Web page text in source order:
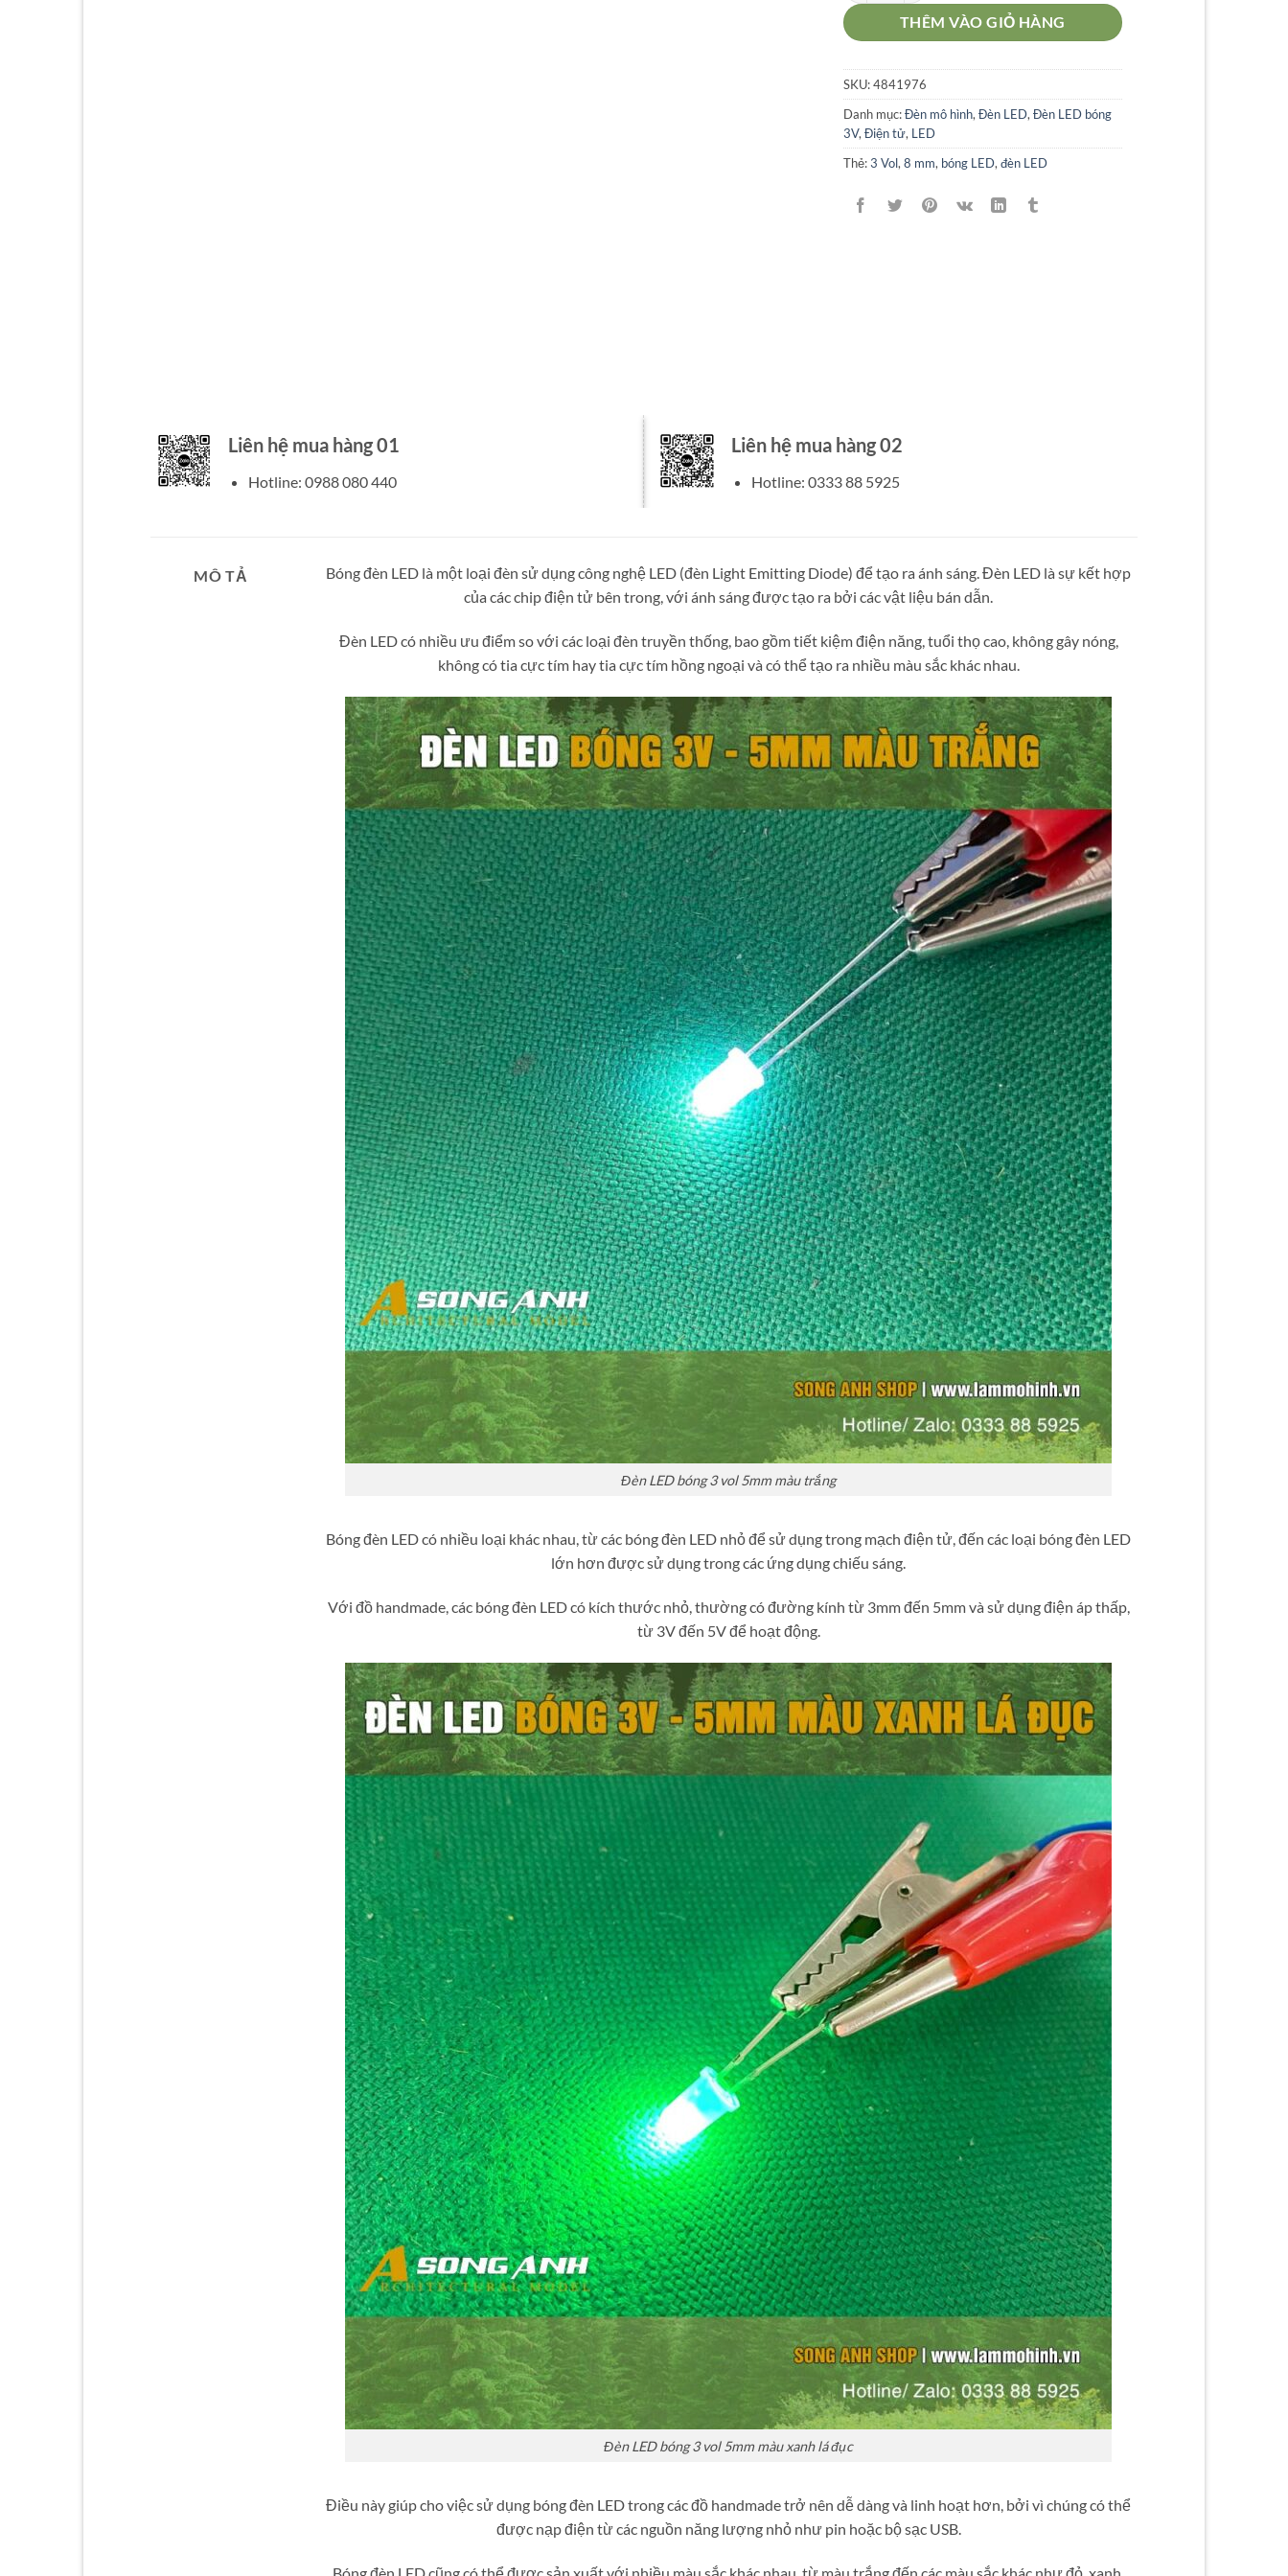
THÊM VÀO GIỎ HÀNG
SKU:4841976
Danh mục:Đèn mô hình, Đèn LED, Đèn LED bóng
3V, Điện tử, LED
Thẻ:3 Vol, 8 mm, bóng LED, đèn LED
Liên hệ mua hàng 01
Hotline: 0988 080 440
Liên hệ mua hàng 02
Hotline: 0333 88 5925
MÔ TẢ
Bóng đèn LED là một loại đèn sử dụng công nghệ LED (đèn Light Emitting Diode) để tạo ra ánh sáng. Đèn LED là sự kết hợp
của các chip điện tử bên trong, với ánh sáng được tạo ra bởi các vật liệu bán dẫn.
Đèn LED có nhiều ưu điểm so với các loại đèn truyền thống, bao gồm tiết kiệm điện năng, tuổi thọ cao, không gây nóng,
không có tia cực tím hay tia cực tím hồng ngoại và có thể tạo ra nhiều màu sắc khác nhau.
Đèn LED bóng 3 vol 5mm màu trắng
Bóng đèn LED có nhiều loại khác nhau, từ các bóng đèn LED nhỏ để sử dụng trong mạch điện tử, đến các loại bóng đèn LED
lớn hơn được sử dụng trong các ứng dụng chiếu sáng.
Với đồ handmade, các bóng đèn LED có kích thước nhỏ, thường có đường kính từ 3mm đến 5mm và sử dụng điện áp thấp,
từ 3V đến 5V để hoạt động.
Đèn LED bóng 3 vol 5mm màu xanh lá đục
Điều này giúp cho việc sử dụng bóng đèn LED trong các đồ handmade trở nên dễ dàng và linh hoạt hơn, bởi vì chúng có thể
được nạp điện từ các nguồn năng lượng nhỏ như pin hoặc bộ sạc USB.